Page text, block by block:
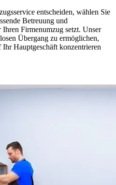
entscheiden, wählen Sie
Betreuung und
Firmenumzug setzt. Unser
Übergang zu ermöglichen,
Hauptgeschäft konzentrieren